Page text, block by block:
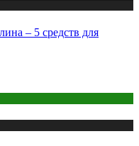
– 5 средств для